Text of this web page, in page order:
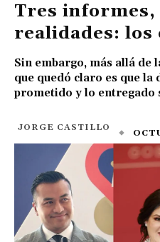
Tres informes,
realidades: los
Sin embargo, más allá de
que quedó claro es que la
prometido y lo entregado
JORGE CASTILLO